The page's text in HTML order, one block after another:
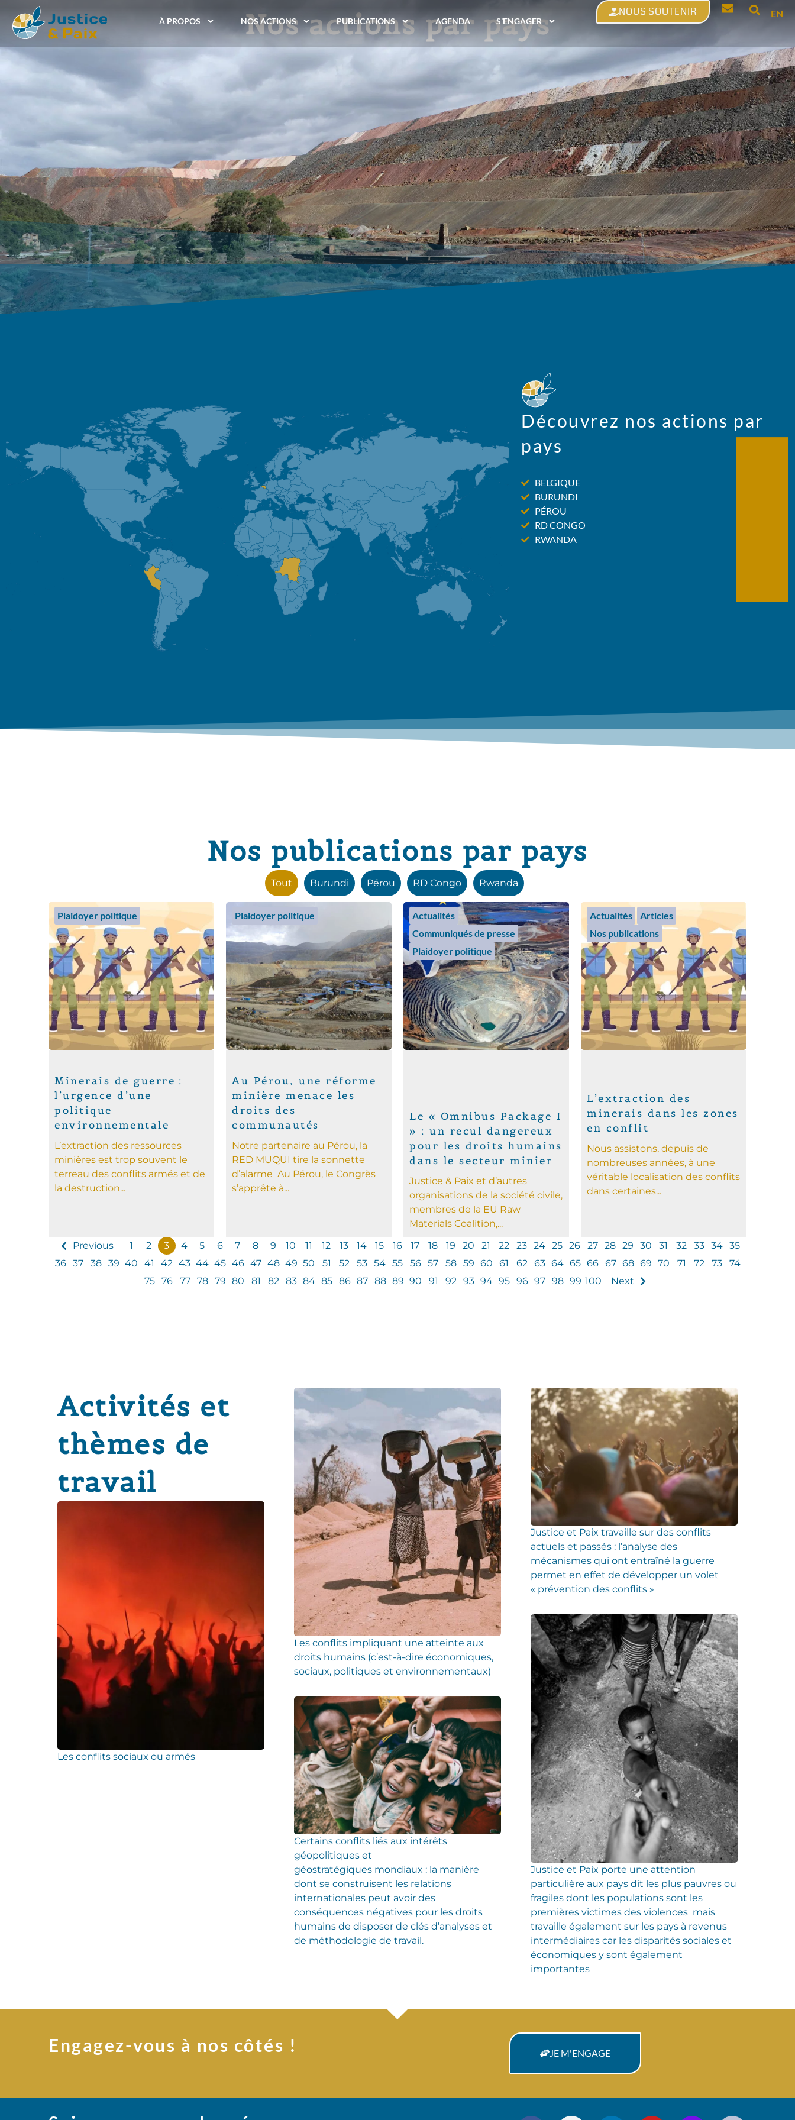
À PROPOS NOS ACTIONS PUBLICATIONS AGENDA S’ENGAGER
NOUS SOUTENIR EN
Nos actions par pays
Découvrez nos actions par
pays
BELGIQUE
BURUNDI
PÉROU
RD CONGO
RWANDA
Nos publications par pays
Tout Burundi Pérou RD Congo Rwanda
Plaidoyer politique
Minerais de guerre :
l’urgence d’une
politique
environnementale
L’extraction des ressources
minières est trop souvent le
terreau des conflits armés et de
la destruction...
Plaidoyer politique
Au Pérou, une réforme
minière menace les
droits des
communautés
Notre partenaire au Pérou, la
RED MUQUI tire la sonnette
d’alarme Au Pérou, le Congrès
s’apprête à...
Actualités
Communiqués de presse
Plaidoyer politique
Le « Omnibus Package I
» : un recul dangereux
pour les droits humains
dans le secteur minier
Justice & Paix et d’autres
organisations de la société civile,
membres de la EU Raw
Materials Coalition,...
Actualités
Articles
Nos publications
L’extraction des
minerais dans les zones
en conflit
Nous assistons, depuis de
nombreuses années, à une
véritable localisation des conflits
dans certaines...
Previous 1 2 3 4 5 6 7 8 9 10 11 12 13 14 15 16 17 18 19 20 21 22 23 24 25 26 27 28 29 30 31 32 33 34
35
36
37 38 39 40 41 42 43 44 45 46 47 48 49 50 51 52 53 54 55 56 57 58 59 60 61 62 63 64 65 66 67 68 69 70 71 72 73
74
75
76 77 78 79 80 81 82 83 84 85 86 87 88 89 90 91 92 93 94 95 96 97 98 99 100 Next
Activités et
thèmes de
travail
Les conflits sociaux ou armés
Les conflits impliquant une atteinte aux
droits humains (c’est-à-dire économiques,
sociaux, politiques et environnementaux)
Certains conflits liés aux intérêts
géopolitiques et
géostratégiques mondiaux : la manière
dont se construisent les relations
internationales peut avoir des
conséquences négatives pour les droits
humains de disposer de clés d’analyses et
de méthodologie de travail.
Justice et Paix travaille sur des conflits
actuels et passés : l’analyse des
mécanismes qui ont entraîné la guerre
permet en effet de développer un volet
« prévention des conflits »
Justice et Paix porte une attention
particulière aux pays dit les plus pauvres ou
fragiles dont les populations sont les
premières victimes des violences mais
travaille également sur les pays à revenus
intermédiaires car les disparités sociales et
économiques y sont également
importantes
Engagez-vous à nos côtés ! JE M'ENGAGE